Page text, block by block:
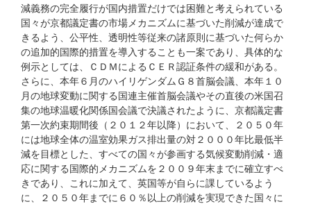
減義務の完全履行が国内措置だけでは困難と考えられている
国々が京都議定書の市場メカニズムに基づいた削減が達成で
きるよう、公平性、透明性等従来の諸原則に基づいた何らか
の追加的国際的措置を導入することも一案であり、具体的な
例示としては、ＣＤＭによるＣＥＲ認証条件の緩和がある。
さらに、本年６月のハイリゲンダムＧ８首脳会議、本年１０
月の地球変動に関する国連主催首脳会議やその直後の米国召
集の地球温暖化関係国会議で決議されたように、京都議定書
第一次約束期間後（２０１２年以降）において、２０５０年
には地球全体の温室効果ガス排出量の対２０００年比最低半
減を目標とした、すべての国々が参画する気候変動削減・適
応に関する国際的メカニズムを２００９年末までに確立すべ
きであり、これに加えて、英国等が自らに課しているよう
に、２０５０年までに６０％以上の削減を実現できた国々に